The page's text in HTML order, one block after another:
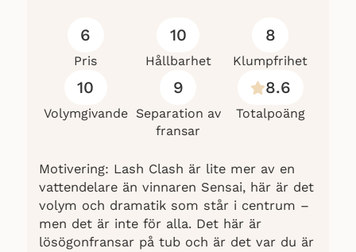
6
Pris
10
Hållbarhet
8
Klumpfrihet
10
Volymgivande
9
Separation av
fransar
8.6
Totalpoäng
Motivering: Lash Clash är lite mer av en
vattendelare än vinnaren Sensai, här är det
volym och dramatik som står i centrum –
men det är inte för alla. Det här är
lösögonfransar på tub och är det var du är